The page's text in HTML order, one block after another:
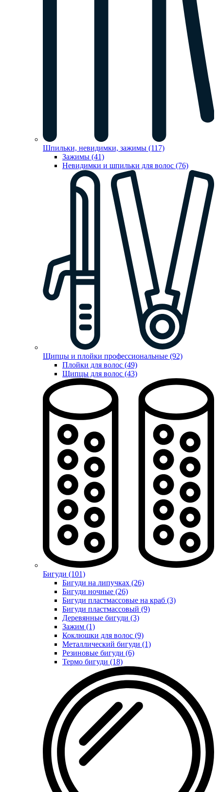
Шпильки, невидимки, зажимы (117)
Зажимы (41)
Невидимки и шпильки для волос (76)
Щипцы и плойки профессиональные (92)
Плойки для волос (49)
Щипцы для волос (43)
Бигуди (101)
Бигуди на липучках (26)
Бигуди ночные (26)
Бигуди пластмассовые на краб (3)
Бигуди пластмассовый (9)
Деревянные бигуди (3)
Зажим (1)
Коклюшки для волос (9)
Металлический бигуди (1)
Резиновые бигуди (6)
Термо бигуди (18)